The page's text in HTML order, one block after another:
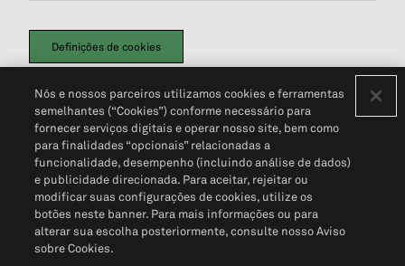
Definições de cookies
Política de PrivacidadePortal de privacidade do cliente (em inglês)
Não Venda Minhas Informações Pessoais© 2026 S&P Global
Nós e nossos parceiros utilizamos cookies e ferramentas
semelhantes (“Cookies”) conforme necessário para
fornecer serviços digitais e operar nosso site, bem como
para finalidades “opcionais” relacionadas a
funcionalidade, desempenho (incluindo análise de dados)
e publicidade direcionada. Para aceitar, rejeitar ou
modificar suas configurações de cookies, utilize os
botões neste banner. Para mais informações ou para
alterar sua escolha posteriormente, consulte nosso Aviso
sobre Cookies.